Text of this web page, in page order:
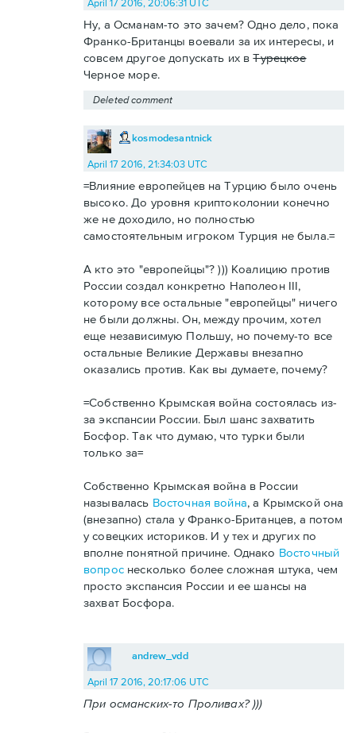
April 17 2016, 20:06:31 UTC
Ну, а Османам-то это зачем? Одно дело, пока
Франко-Британцы воевали за их интересы, и
совсем другое допускать их вТурецкое
Черное море.
Deleted comment
kosmodesantnick
April 17 2016, 21:34:03 UTC
=Влияние европейцев на Турцию было очень
высоко. До уровня криптоколонии конечно
же не доходило, но полностью
самостоятельным игроком Турция не была.=
А кто это "европейцы"? ))) Коалицию против
России создал конкретно Наполеон III,
которому все остальные "европейцы" ничего
не были должны. Он, между прочим, хотел
еще независимую Польшу, но почему-то все
остальные Великие Державы внезапно
оказались против. Как вы думаете, почему?
=Собственно Крымская война состоялась из-
за экспансии России. Был шанс захватить
Босфор. Так что думаю, что турки были
только за=
Собственно Крымская война в России
называлась Восточная война, а Крымской она
(внезапно) стала у Франко-Британцев, а потом
у совецких историков. И у тех и других по
вполне понятной причине. Однако Восточный
вопроснесколько более сложная штука, чем
просто экспансия России и ее шансы на
захват Босфора.
andrew_vdd
April 17 2016, 20:17:06 UTC
При османских-то Проливах? )))